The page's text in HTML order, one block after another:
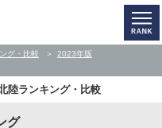
グ・比較
2023年版
陸ランキング・比較
グ